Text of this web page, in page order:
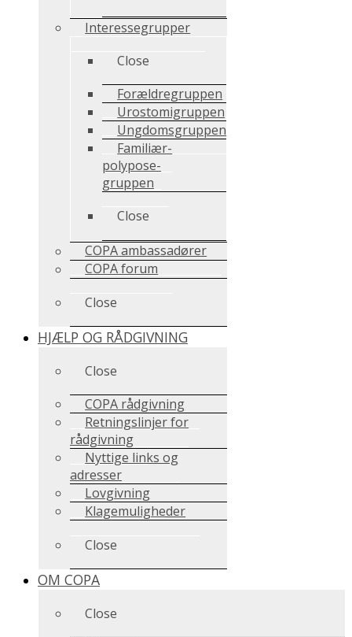
Interessegrupper
Close
Forældregruppen
Urostomigruppen
Ungdomsgruppen
Familiær-
polypose-
gruppen
Close
COPA ambassadører
COPA forum
Close
HJÆLP OG RÅDGIVNING
Close
COPA rådgivning
Retningslinjer for
rådgivning
Nyttige links og
adresser
Lovgivning
Klagemuligheder
Close
OM COPA
Close